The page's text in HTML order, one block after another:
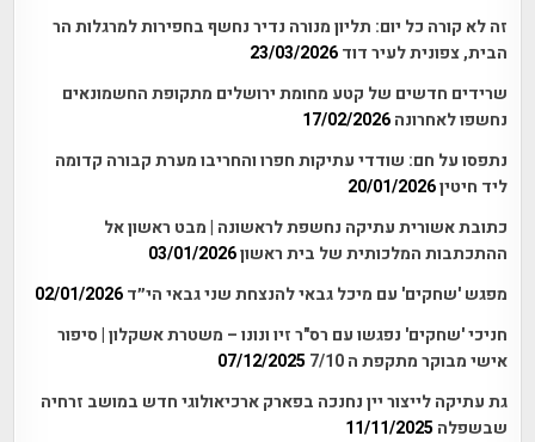
זה לא קורה כל יום: תליון מנורה נדיר נחשף בחפירות למרגלות הר
הבית, צפונית לעיר דוד 23/03/2026
שרידים חדשים של קטע מחומת ירושלים מתקופת החשמונאים
נחשפו לאחרונה 17/02/2026
נתפסו על חם: שודדי עתיקות חפרו והחריבו מערת קבורה קדומה
ליד חיטין20/01/2026
כתובת אשורית עתיקה נחשפת לראשונה | מבט ראשון אל
ההתכתבות המלכותית של בית ראשון03/01/2026
מפגש 'שחקים' עם מיכל גבאי להנצחת שני גבאי הי״ד 02/01/2026
חניכי 'שחקים' נפגשו עם רס"ר זיו ונונו – משטרת אשקלון | סיפור
אישי מבוקר מתקפת ה 7/10
07/12/2025
גת עתיקה לייצור יין נחנכה בפארק ארכיאולוגי חדש במושב זרחיה
שבשפלה 11/11/2025